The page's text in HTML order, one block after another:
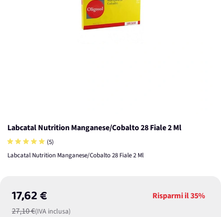
Labcatal Nutrition Manganese/Cobalto 28 Fiale 2 Ml
(5)
Labcatal Nutrition Manganese/Cobalto 28 Fiale 2 Ml
17,62 €
27,10 €(IVA inclusa)
Risparmi il35%